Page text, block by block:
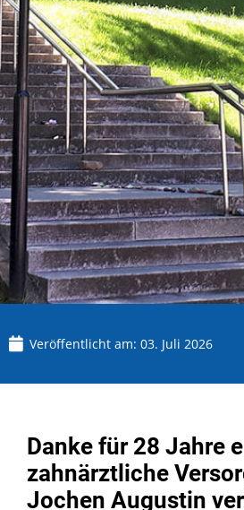
Veröffentlicht am: 03. Juli 2026
Danke für 28 Jahre
zahnärztliche
Jochen Augustin